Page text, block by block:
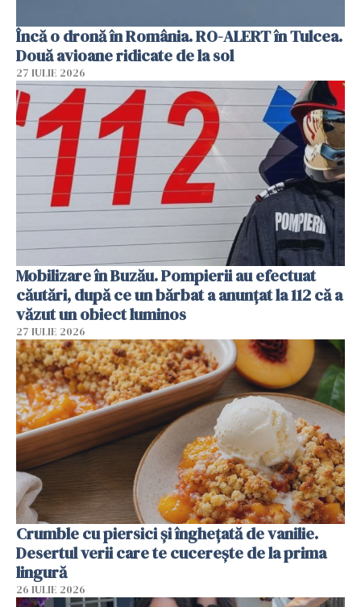
Încă o dronă în România. RO-ALERT în Tulcea.
Două avioane ridicate de la sol
27 IULIE 2026
Mobilizare în Buzău. Pompierii au efectuat
căutări, după ce un bărbat a anunțat la 112 că a
văzut un obiect luminos
27 IULIE 2026
Crumble cu piersici și înghețată de vanilie.
Desertul verii care te cucerește de la prima
lingură
26 IULIE 2026